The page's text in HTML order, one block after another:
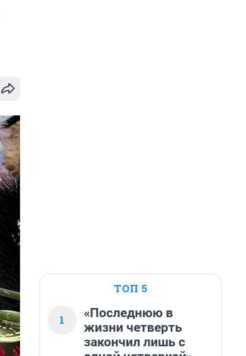
ТОП 5
1
«Последнюю в
жизни четверть
закончил лишь с